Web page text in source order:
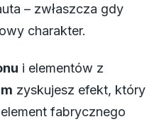
– zwłaszcza gdy
charakter.
i elementów z
zyskujesz efekt, który
fabrycznego